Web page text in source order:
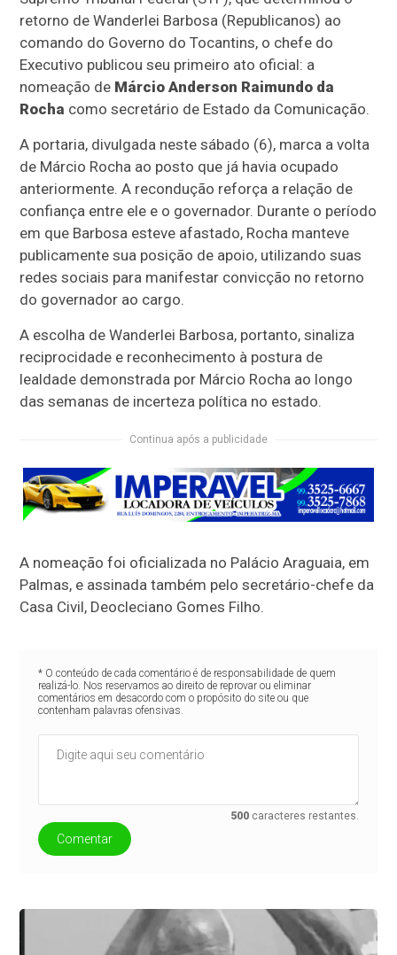
retorno de Wanderlei Barbosa (Republicanos) ao
comando do Governo do Tocantins, o chefe do
Executivo publicou seu primeiro ato oficial: a
nomeação de Márcio Anderson Raimundo da
Rocha como secretário de Estado da Comunicação.
A portaria, divulgada neste sábado (6), marca a volta
de Márcio Rocha ao posto que já havia ocupado
anteriormente. A recondução reforça a relação de
confiança entre ele e o governador. Durante o período
em que Barbosa esteve afastado, Rocha manteve
publicamente sua posição de apoio, utilizando suas
redes sociais para manifestar convicção no retorno
do governador ao cargo.
A escolha de Wanderlei Barbosa, portanto, sinaliza
reciprocidade e reconhecimento à postura de
lealdade demonstrada por Márcio Rocha ao longo
das semanas de incerteza política no estado.
Continua após a publicidade
A nomeação foi oficializada no Palácio Araguaia, em
Palmas, e assinada também pelo secretário-chefe da
Casa Civil, Deocleciano Gomes Filho.
* O conteúdo de cada comentário é de responsabilidade de quem
realizá-lo. Nos reservamos ao direito de reprovar ou eliminar
comentários em desacordo com o propósito do site ou que
contenham palavras ofensivas.
500 caracteres restantes.
Comentar